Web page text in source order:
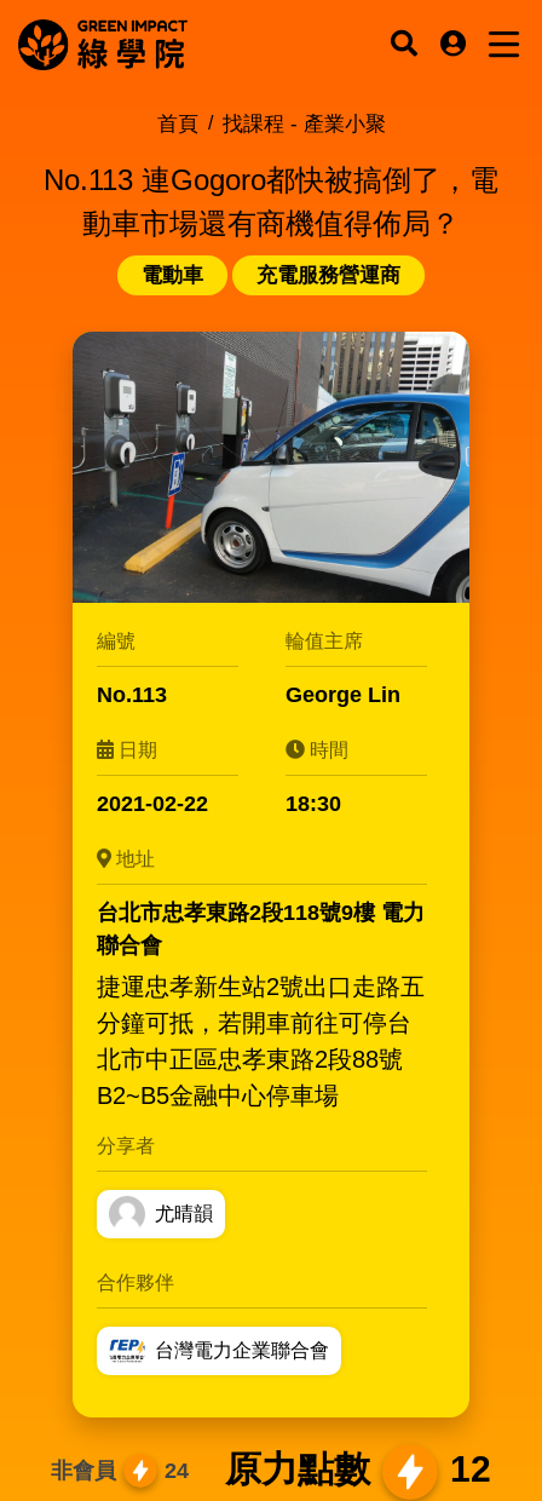
首頁 找課程 - 產業小聚
No.113 連Gogoro都快被搞倒了，電
動車市場還有商機值得佈局？
電動車 充電服務營運商
編號
No.113
輪值主席
George Lin
日期
2021-02-22
時間
18:30
地址
台北市忠孝東路2段118號9樓 電力
聯合會
捷運忠孝新生站2號出口走路五
分鐘可抵，若開車前往可停台
北市中正區忠孝東路2段88號
B2~B5金融中心停車場
分享者
尤晴韻
合作夥伴
台灣電力企業聯合會
非會員 24 原力點數 12